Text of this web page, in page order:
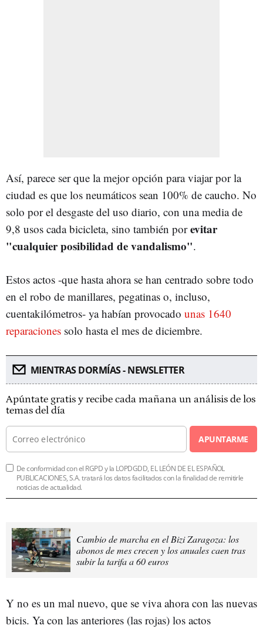
Así, parece ser que la mejor opción para viajar por la
ciudad es que los neumáticos sean 100% de caucho. No
solo por el desgaste del uso diario, con una media de
9,8 usos cada bicicleta, sino también porevitar
"cualquier posibilidad de vandalismo".
Estos actos -que hasta ahora se han centrado sobre todo
en el robo de manillares, pegatinas o, incluso,
cuentakilómetros- ya habían provocado unas 1640
reparaciones solo hasta el mes de diciembre.
MIENTRAS DORMÍAS - NEWSLETTER
Apúntate gratis y recibe cada mañana un análisis de los
temas del día
APUNTARME
De conformidad con el RGPD y la LOPDGDD, EL LEÓN DE EL ESPAÑOL
PUBLICACIONES, S.A. tratará los datos facilitados con la finalidad de remitirle
noticias de actualidad.
Cambio de marcha en el Bizi Zaragoza: los
abonos de mes crecen y los anuales caen tras
subir la tarifa a 60 euros
Y no es un mal nuevo, que se viva ahora con las nuevas
bicis. Ya con las anteriores (las rojas) los actos